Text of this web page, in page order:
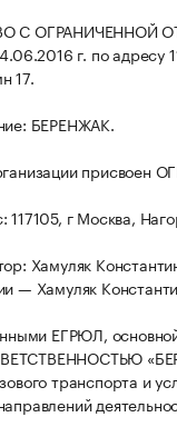
С ОГРАНИЧЕННОЙ
г. по
17.
БЕРЕНЖАК.
присвоен
г Москва,
Хамуляк
— Хамуляк
ЕГРЮЛ,
транспорта и